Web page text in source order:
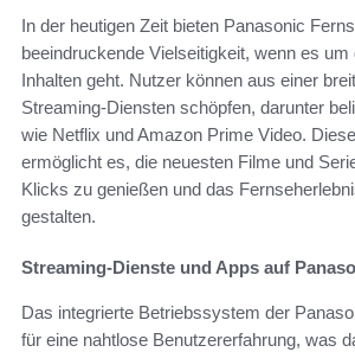
In der heutigen Zeit bieten Panasonic
beeindruckende Vielseitigkeit, wenn es um
Inhalten geht. Nutzer können aus einer
Streaming-Diensten schöpfen, darunter
wie Netflix und Amazon Prime Video.
ermöglicht es, die neuesten Filme und
Klicks zu genießen und das
gestalten.
Streaming-Dienste und Apps auf
Das integrierte Betriebssystem der
für eine nahtlose Benutzererfahrung, was